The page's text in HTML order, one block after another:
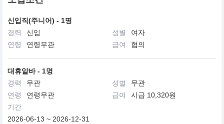
신입직(주니어) - 1명
경력
신입 성별
여자
연령
연령무관 급여 협의
대휴알바 - 1명
경력
무관 성별
무관
연령
연령무관 급여
시급 10,320원
기간
2026-06-13 ~ 2026-12-31